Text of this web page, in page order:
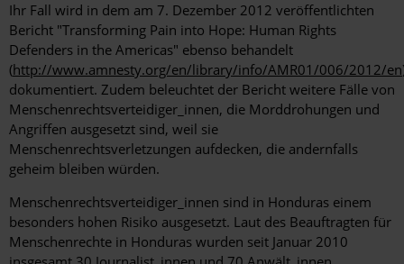
Ihr Fall wird in dem am 7. Dezember 2012 veröffentlichten
Bericht "Transforming Pain into Hope: Human Rights
Defenders in the Americas" ebenso behandelt
(http://www.amnesty.org/en/library/info/AMR01/006/2012/en
dokumentiert. Zudem beleuchtet der Bericht weitere Fälle von
Menschenrechtsverteidiger_innen, die Morddrohungen und
Angriffen ausgesetzt sind, weil sie
Menschenrechtsverletzungen aufdecken, die andernfalls
geheim bleiben würden.
Menschenrechtsverteidiger_innen sind in Honduras einem
besonders hohen Risiko ausgesetzt. Laut des Beauftragten für
Menschenrechte in Honduras wurden seit Januar 2010